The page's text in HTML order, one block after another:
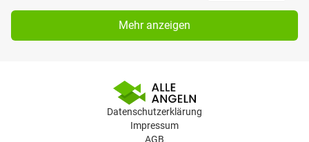
Mehr anzeigen
Datenschutzerklärung
Impressum
AGB